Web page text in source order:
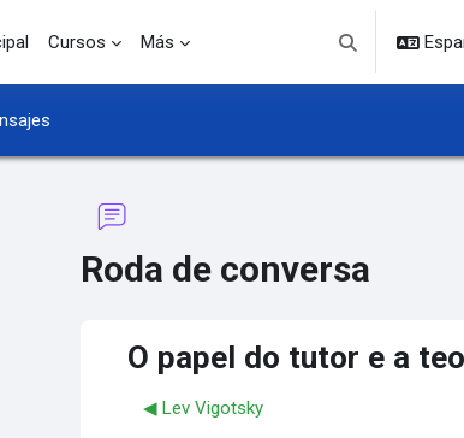
Cursos Más
Selector de
Roda de conversa
O papel do tutor e a
◀︎ Lev Vigotsky